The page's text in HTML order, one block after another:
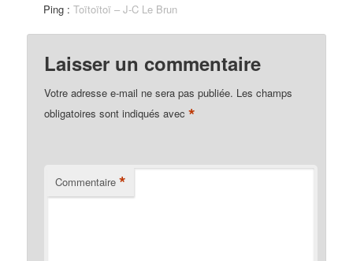
Ping :Toïtoïtoï – J-C Le Brun
Laisser un commentaire
Votre adresse e-mail ne sera pas publiée. Les champs
obligatoires sont indiqués avec*
Commentaire *